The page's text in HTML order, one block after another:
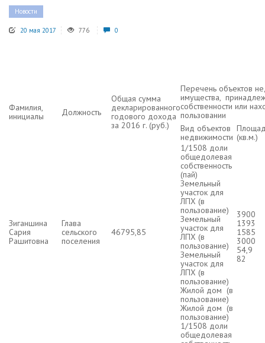
Новости
20 мая 2017 776 0
Фамилия,
инициалы
Должность
Общая сумма
декларированного
годового дохода
за 2016 г. (руб.)
Перечень объектов
имущества,
собственности или
пользовании
Вид объектов
недвижимости (кв.м.)
Зиганшина
Сария
Рашитовна
Глава
сельского
поселения
46795,85
1/1508 доли
общедолевая
собственность
(пай)
Земельный
участок для
ЛПХ (в
пользование)
Земельный
участок для
ЛПХ (в
пользование)
Земельный
участок для
ЛПХ (в
пользование)
Жилой дом (в
пользование)
Жилой дом (в
пользование)
3900
1393
1585
3000
54,9
82
1/1508 доли
общедолевая